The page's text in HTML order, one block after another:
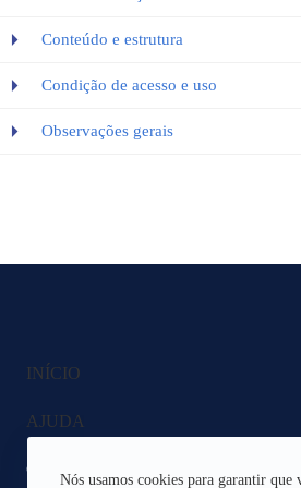
Nós usamos cookies para garantir que
Conteúdo e estrutura
Condição de acesso e uso
Observações gerais
INÍCIO
AJUDA
CANAIS DE ATENDIMENTO